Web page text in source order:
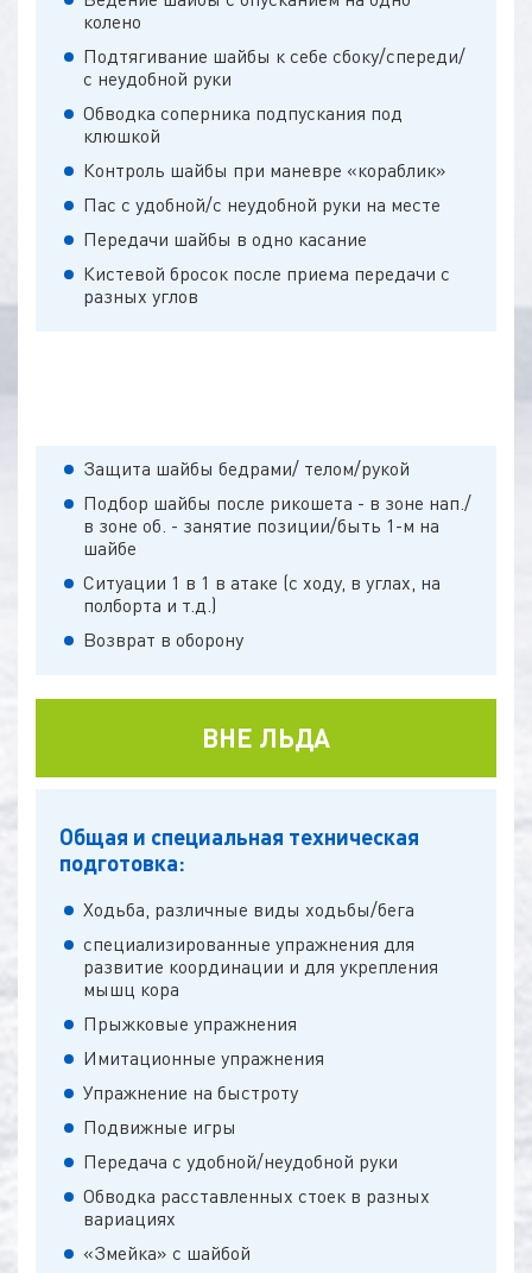
колено
Подтягивание шайбы к себе сбоку/спереди/
с неудобной руки
Обводка соперника подпускания под
клюшкой
Контроль шайбы при маневре «кораблик»
Пас с удобной/с неудобной руки на месте
Передачи шайбы в одно касание
Кистевой бросок после приема передачи с
разных углов
Защита шайбы бедрами/ телом/рукой
Подбор шайбы после рикошета - в зоне нап./
в зоне об. - занятие позиции/быть 1-м на
шайбе
Ситуации 1 в 1 в атаке (с ходу, в углах, на
полборта и т.д.)
Возврат в оборону
ВНЕ ЛЬДА
Общая и специальная техническая
подготовка:
Ходьба, различные виды ходьбы/бега
специализированные упражнения для
развитие координации и для укрепления
мышц кора
Прыжковые упражнения
Имитационные упражнения
Упражнение на быстроту
Подвижные игры
Передача с удобной/неудобной руки
Обводка расставленных стоек в разных
вариациях
«Змейка» с шайбой